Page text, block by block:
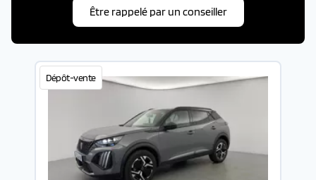
Être rappelé par un conseiller
Dépôt-vente